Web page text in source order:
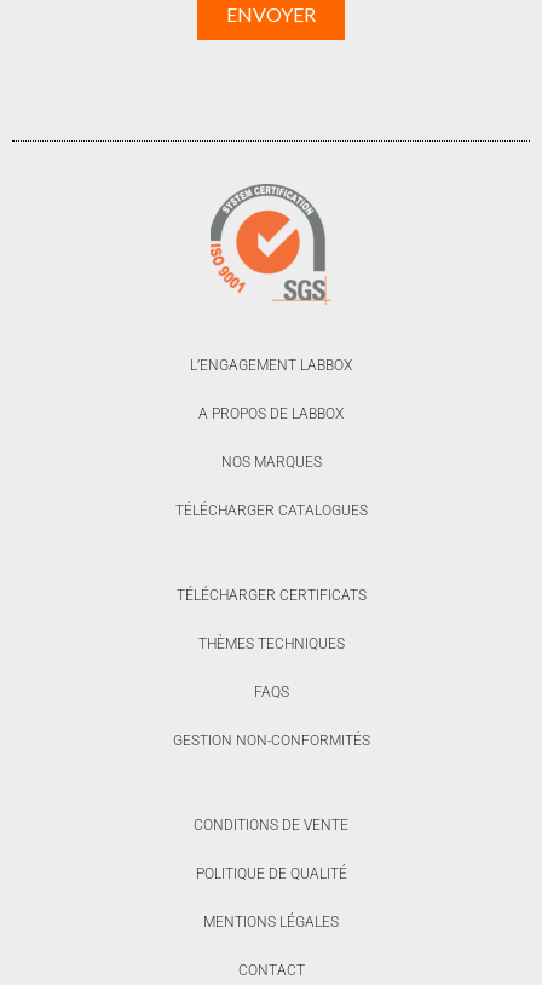
L’ENGAGEMENT LABBOX
A PROPOS DE LABBOX
NOS MARQUES
TÉLÉCHARGER CATALOGUES
TÉLÉCHARGER CERTIFICATS
THÈMES TECHNIQUES
FAQS
GESTION NON-CONFORMITÉS
CONDITIONS DE VENTE
POLITIQUE DE QUALITÉ
MENTIONS LÉGALES
CONTACT